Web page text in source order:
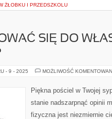
ŻŁOBKU I PRZEDSZKOLU
SIĘ DO
- 9 - 2025 MOŻLIWOŚĆ
Piękna pościel w Twojej
stanie nadszarpnąć opinii
fizyczna jest niezmiernie